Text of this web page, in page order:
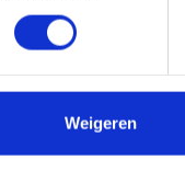
Weigeren
hoe de FLL deze
bepalen.
Wat moet ik doen
ontvangt van de